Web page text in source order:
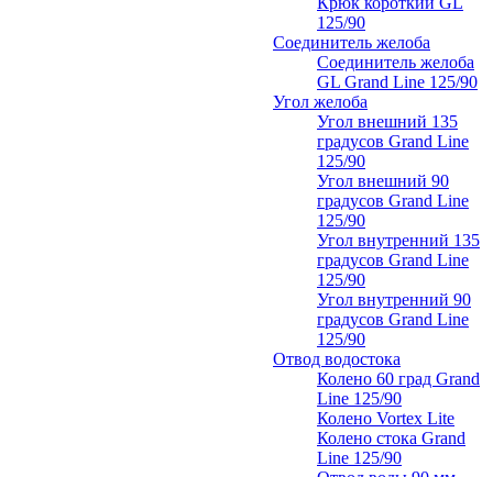
125/90
Соединитель желоба
Соединитель желоба
GL Grand Line 125/90
Угол желоба
Угол внешний 135
градусов Grand Line
125/90
Угол внешний 90
градусов Grand Line
125/90
Угол внутренний 135
градусов Grand Line
125/90
Угол внутренний 90
градусов Grand Line
125/90
Отвод водостока
Колено 60 град Grand
Line 125/90
Колено Vortex Lite
Колено стока Grand
Line 125/90